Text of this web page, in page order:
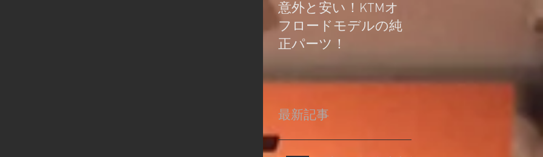
意外と安い！KTMオ
フロードモデルの純
正パーツ！
最新記事